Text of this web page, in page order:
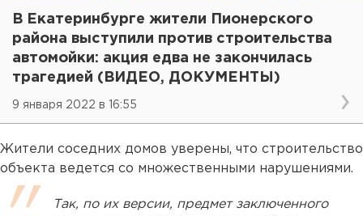
В Екатеринбурге жители Пионерского
района выступили против строительства
автомойки: акция едва не закончилась
трагедией (ВИДЕО, ДОКУМЕНТЫ)
9 января 2022 в 16:55
Жители соседних домов уверены, что строительство
объекта ведется со множественными нарушениями.
Так, по их версии, предмет заключенного